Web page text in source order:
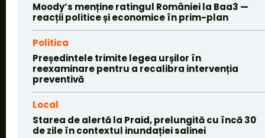
Moody’s menține ratingul României la Baa3 —
reacții politice și economice în prim-plan
Politica
Președintele trimite legea urșilor în
reexaminare pentru a recalibra intervenția
preventivă
Local
Starea de alertă la Praid, prelungită cu încă 30
de zile în contextul inundației salinei